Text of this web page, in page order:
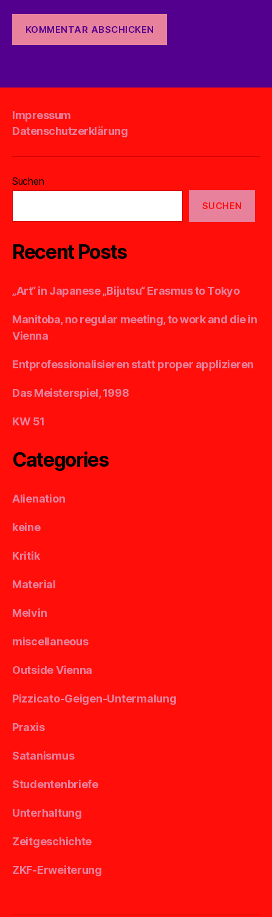
Impressum
Datenschutzerklärung
Suchen
SUCHEN
Recent Posts
„Art“ in Japanese „Bijutsu“ Erasmus to Tokyo
Manitoba, no regular meeting, to work and die in
Vienna
Entprofessionalisieren statt proper applizieren
Das Meisterspiel, 1998
KW 51
Categories
Alienation
keine
Kritik
Material
Melvin
miscellaneous
Outside Vienna
Pizzicato-Geigen-Untermalung
Praxis
Satanismus
Studentenbriefe
Unterhaltung
Zeitgeschichte
ZKF-Erweiterung